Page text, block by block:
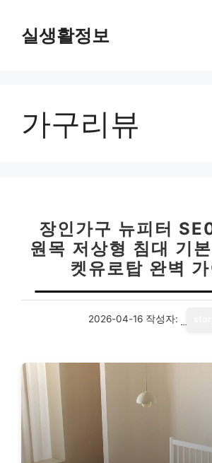
실생활정보
가구리뷰
장인가구 뉴피터
원목 저상형 침대 기
켓유로탑 완벽
2026-04-16 작성자: